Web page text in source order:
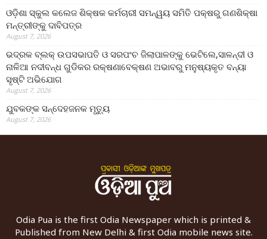
ଓଡ଼ିଶା ସ୍କୁଲ କଲେଜ ଶିକ୍ଷକ କର୍ମଚାରୀ ସମନ୍ୱୟ ସମିତି ପକ୍ଷରୁ ଗଣଶିକ୍ଷା
ମନ୍ତ୍ରୀଙ୍କୁ ଦାବିପତ୍ର
August 7, 2026
ଭଦ୍ରକ ବ୍ଲକ୍ ଉପସଭାପତି ଓ ସରପଂଚ ଜିଲାପାଳଙ୍କୁ ଭେଟିଲେ,ସାଳନ୍ଦୀ ଓ
ନାଳିଆ ନଦୀବନ୍ଧ ଗୁଡିକର ରକ୍ଷଣାବେକ୍ଷଣ ଅଭାବରୁ ମନୁଷ୍ୟକୃତ ବନ୍ୟା
ସୃଷ୍ଟି ଅଭିଯୋଗ
August 7, 2026
ଯୁବକଙ୍କ ସନ୍ଦେହଜନକ ମୃତ୍ୟୁ
August 7, 2026
Odia Pua is the first Odia Newspaper which is printed &
Published from New Delhi & first Odia mobile news site.